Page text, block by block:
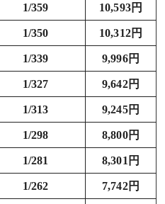
1/359 10,593円
1/350 10,312円
1/339 9,996円
1/327 9,642円
1/313 9,245円
1/298 8,800円
1/281 8,301円
1/262 7,742円